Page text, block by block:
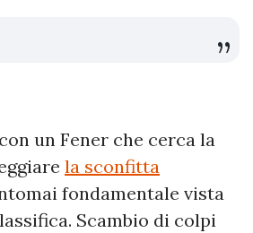
un Fener che cerca la
la sconfitta
fondamentale vista
Scambio di colpi